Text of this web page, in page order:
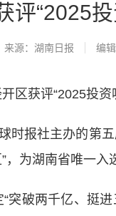
评“2025
来源： 湖南日报 编
获评“2025投资
报社主办的第五
，为湖南省唯一入
破两千亿、挺进